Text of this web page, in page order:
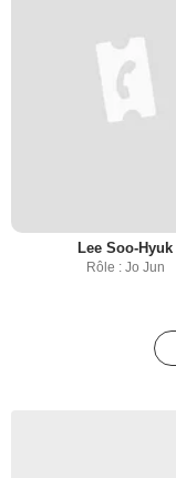
Lee Soo-Hyuk
Rôle : Jo Jun